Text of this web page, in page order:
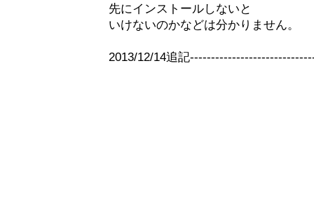
先にインストールしないと
いけないのかなどは分かりません。
2013/12/14追記